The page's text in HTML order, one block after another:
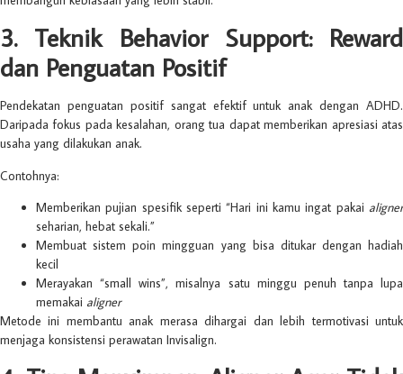
3. Teknik Behavior Support: Reward
dan Penguatan Positif
Pendekatan penguatan positif sangat efektif untuk anak dengan ADHD.
Daripada fokus pada kesalahan, orang tua dapat memberikan apresiasi atas
usaha yang dilakukan anak.
Contohnya:
Memberikan pujian spesifik seperti “Hari ini kamu ingat pakai aligner
seharian, hebat sekali.”
Membuat sistem poin mingguan yang bisa ditukar dengan hadiah
kecil
Merayakan “small wins”, misalnya satu minggu penuh tanpa lupa
memakai aligner
Metode ini membantu anak merasa dihargai dan lebih termotivasi untuk
menjaga konsistensi perawatan Invisalign.